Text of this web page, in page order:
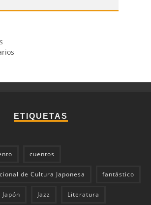
ETIQUETAS
cuentos
de Cultura Japonesa fantástico
Japón Jazz Literatura